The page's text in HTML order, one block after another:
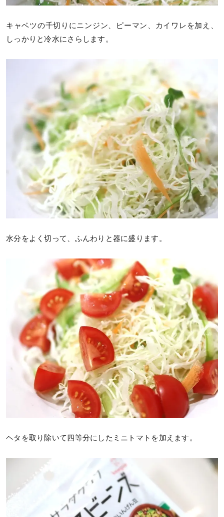
キャベツの千切りにニンジン、ピーマン、カイワレを加え、
しっかりと冷水にさらします。
水分をよく切って、ふんわりと器に盛ります。
ヘタを取り除いて四等分にしたミニトマトを加えます。